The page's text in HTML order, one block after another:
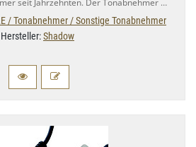
seit Jahrzehnten. Der Tonabnehmer …
/ Tonabnehmer / Sonstige Tonabnehmer
Hersteller:Shadow